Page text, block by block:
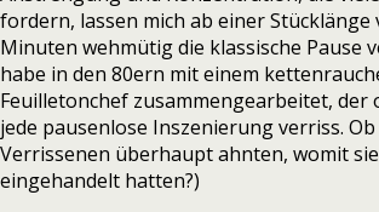
fordern, lassen mich ab einer Stücklänge
Minuten wehmütig die klassische Pause
habe in den 80ern mit einem
Feuilletonchef zusammengearbeitet, der
jede pausenlose Inszenierung verriss. Ob
Verrissenen überhaupt ahnten, womit
eingehandelt hatten?)